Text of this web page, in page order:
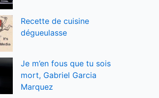
Recette de cuisine
dégueulasse
Je m’en fous que tu sois
mort, Gabriel Garcia
Marquez